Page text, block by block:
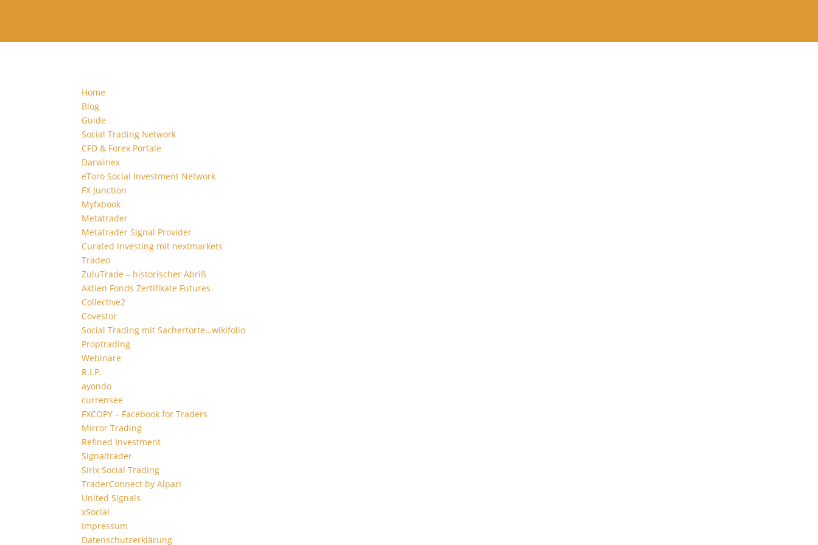
Home
Blog
Guide
Social Trading Network
CFD & Forex Portale
Darwinex
eToro Social Investment Network
FX Junction
Myfxbook
Metatrader
Metatrader Signal Provider
Curated Investing mit nextmarkets
Tradeo
ZuluTrade – historischer Abriß
Aktien Fonds Zertifikate Futures
Collective2
Covestor
Social Trading mit Sachertorte…wikifolio
Proptrading
Webinare
R.I.P.
ayondo
currensee
FXCOPY – Facebook for Traders
Mirror Trading
Refined Investment
Signaltrader
Sirix Social Trading
TraderConnect by Alpari
United Signals
xSocial
Impressum
Datenschutzerklärung